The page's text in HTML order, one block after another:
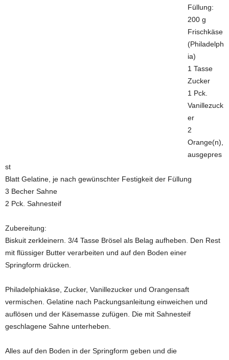
Füllung:
200 g
Frischkäse
(Philadelph
ia)
1 Tasse
Zucker
1 Pck.
Vanillezuck
er
2
Orange(n),
ausgepres
st
Blatt Gelatine, je nach gewünschter Festigkeit der Füllung
3 Becher Sahne
2 Pck. Sahnesteif
Zubereitung:
Biskuit zerkleinern. 3/4 Tasse Brösel als Belag aufheben. Den Rest
mit flüssiger Butter verarbeiten und auf den Boden einer
Springform drücken.
Philadelphiakäse, Zucker, Vanillezucker und Orangensaft
vermischen. Gelatine nach Packungsanleitung einweichen und
auflösen und der Käsemasse zufügen. Die mit Sahnesteif
geschlagene Sahne unterheben.
Alles auf den Boden in der Springform geben und die